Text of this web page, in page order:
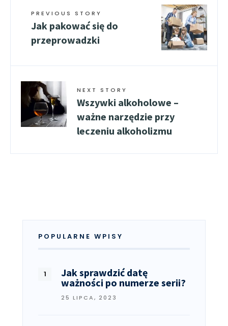
PREVIOUS STORY
Jak pakować się do
przeprowadzki
NEXT STORY
Wszywki alkoholowe –
ważne narzędzie przy
leczeniu alkoholizmu
POPULARNE WPISY
Jak sprawdzić datę
ważności po numerze serii?
25 LIPCA, 2023